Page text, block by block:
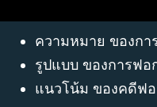
ความหมาย ของกา
รูปแบบ ของการฟอ
แนวโน้ม ของคดีฟ